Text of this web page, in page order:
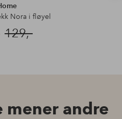
Nora i fløyel
129,-
mener andre